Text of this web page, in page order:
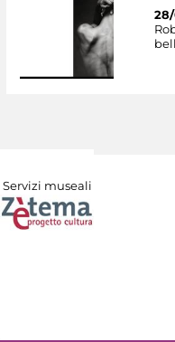
Servizi museali